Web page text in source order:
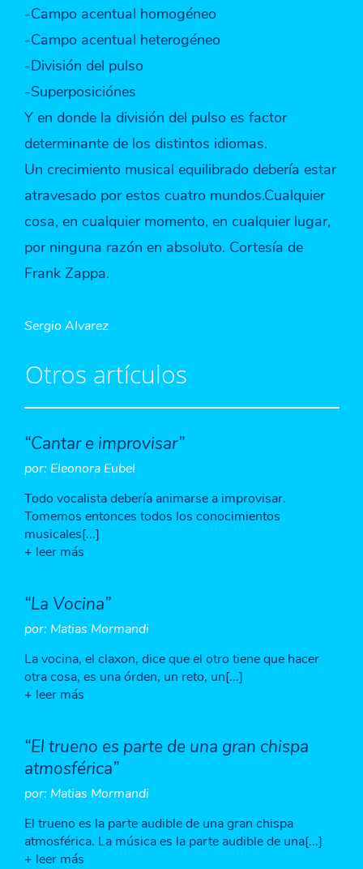
-Campo acentual homogéneo
-Campo acentual heterogéneo
-División del pulso
-Superposiciónes
Y en donde la división del pulso es factor
determinante de los distintos idiomas.
Un crecimiento musical equilibrado debería estar
atravesado por estos cuatro mundos.Cualquier
cosa, en cualquier momento, en cualquier lugar,
por ninguna razón en absoluto. Cortesía de
Frank Zappa.
Sergio Alvarez
Otros artículos
“Cantar e improvisar”
por: Eleonora Eubel
Todo vocalista debería animarse a improvisar.
Tomemos entonces todos los conocimientos
musicales[...]
+ leer más
“La Vocina”
por: Matias Mormandi
La vocina, el claxon, dice que el otro tiene que hacer
otra cosa, es una órden, un reto, un[...]
+ leer más
“El trueno es parte de una gran chispa
atmosférica”
por: Matias Mormandi
El trueno es la parte audible de una gran chispa
atmosférica. La música es la parte audible de una[...]
+ leer más